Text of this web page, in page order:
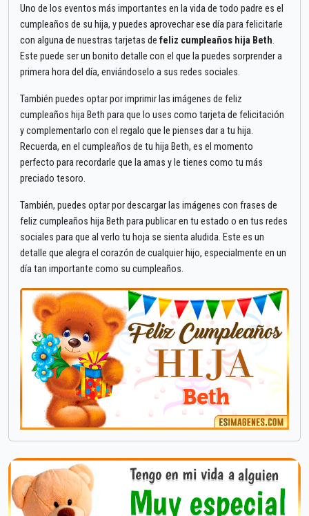
Uno de los eventos más importantes en la vida de todo padre es el
cumpleaños de su hija, y puedes aprovechar ese día para felicitarle
con alguna de nuestras tarjetas de feliz cumpleaños hija Beth.
Este puede ser un bonito detalle con el que la puedes sorprender a
primera hora del día, enviándoselo a sus redes sociales.
También puedes optar por imprimir las imágenes de feliz
cumpleaños hija Beth para que lo uses como tarjeta de felicitación
y complementarlo con el regalo que le pienses dar a tu hija.
Recuerda, en el cumpleaños de tu hija Beth, es el momento
perfecto para recordarle que la amas y le tienes como tu más
preciado tesoro.
También, puedes optar por descargar las imágenes con frases de
feliz cumpleaños hija Beth para publicar en tu estado o en tus redes
sociales para que al verlo tu hoja se sienta aludida. Este es un
detalle que alegra el corazón de cualquier hijo, especialmente en un
día tan importante como su cumpleaños.